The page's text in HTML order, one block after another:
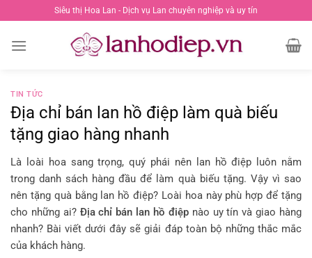
đến
nội
Siêu thị Hoa Lan - Dịch vụ Lan chuyên nghiệp và uy tín
TIN TỨC
Địa chỉ bán lan hồ điệp làm quà biếu
tặng giao hàng nhanh
Là loài hoa sang trọng, quý phái nên lan hồ điệp luôn nằm
trong danh sách hàng đầu để làm quà biếu tặng. Vậy vì sao
nên tặng quà bằng lan hồ điệp? Loài hoa này phù hợp để tặng
cho những ai? Địa chỉ bán lan hồ điệpnào uy tín và giao hàng
nhanh? Bài viết dưới đây sẽ giải đáp toàn bộ những thắc mắc
của khách hàng.